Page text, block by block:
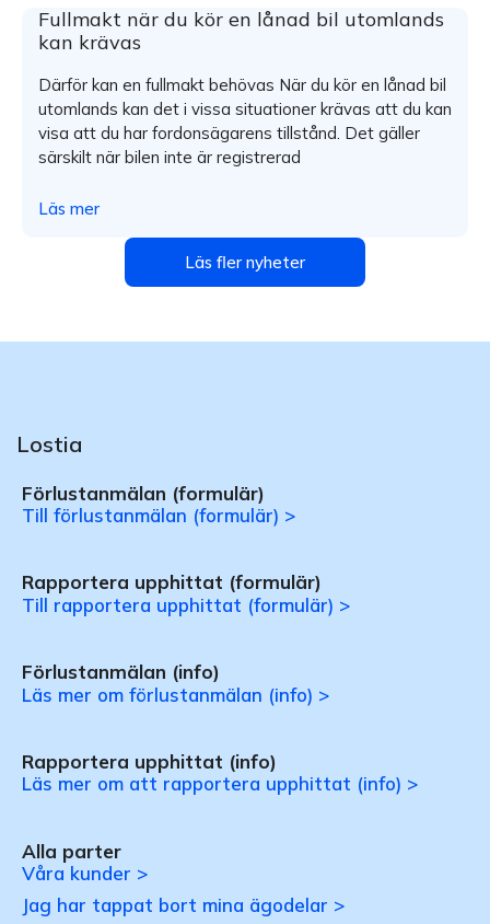
Fullmakt när du kör en lånad bil utomlands
kan krävas
Därför kan en fullmakt behövas När du kör en lånad bil
utomlands kan det i vissa situationer krävas att du kan
visa att du har fordonsägarens tillstånd. Det gäller
särskilt när bilen inte är registrerad
Läs mer
Läs fler nyheter
Lostia
Förlustanmälan (formulär)
Till förlustanmälan (formulär) >
Rapportera upphittat (formulär)
Till rapportera upphittat (formulär) >
Förlustanmälan (info)
Läs mer om förlustanmälan (info) >
Rapportera upphittat (info)
Läs mer om att rapportera upphittat (info) >
Alla parter
Våra kunder >
Jag har tappat bort mina ägodelar >